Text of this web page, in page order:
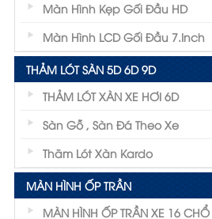
Màn Hình Kẹp Gối Đầu HD
Màn Hình LCD Gối Đầu 7.inch
THẢM LÓT SÀN 5D 6D 9D
THẢM LÓT XÀN XE HƠI 6D
Sàn Gỗ , Sàn Đá Theo Xe
Thãm Lót Xàn Kardo
MÀN HÌNH ỐP TRẦN
MÀN HÌNH ỐP TRẦN XE 16 CHỔ